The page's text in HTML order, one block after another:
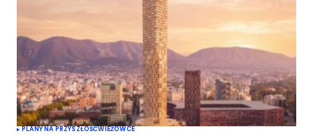
PLANY NA PRZYSZŁOŚĆWIEŻOWCE